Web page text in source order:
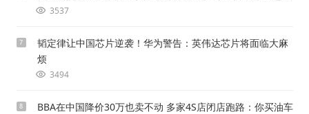
3537
7
韬定律让中国芯片逆袭！华为警告：英伟达芯片将面临大麻
烦
3494
8
BBA在中国降价30万也卖不动 多家4S店闭店跑路：你买油车